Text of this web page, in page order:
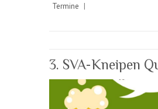
Termine |
3. SVA-Kneipen